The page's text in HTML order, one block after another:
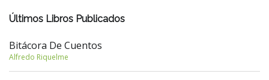
Últimos Libros Publicados
Bitácora De Cuentos
Alfredo Riquelme